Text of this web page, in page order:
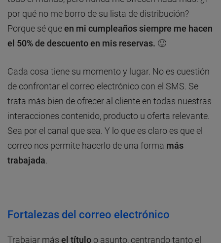
por qué no me borro de su lista de distribución?
Porque sé queen mi cumpleaños siempre me hacen
el 50% de descuento en mis reservas. 🙂
Cada cosa tiene su momento y lugar. No es cuestión
de confrontar el correo electrónico con el SMS. Se
trata más bien de ofrecer al cliente en todas nuestras
interacciones contenido, producto u oferta relevante.
Sea por el canal que sea. Y lo que es claro es que el
correo nos permite hacerlo de una forma más
trabajada.
Fortalezas del correo electrónico
Trabajar más el título o asunto, centrando tanto el